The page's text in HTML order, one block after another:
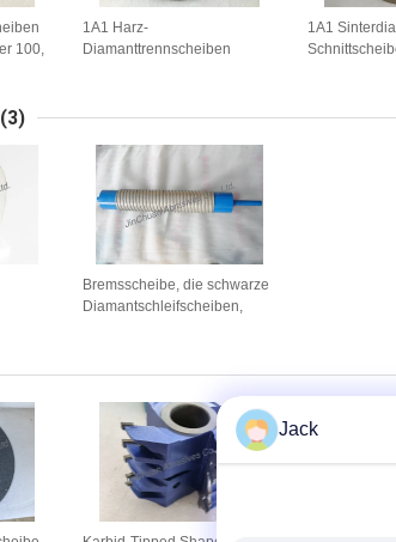
100,
1A1 Harz-
Diamanttrennscheiben
1A1
werden,
(3)
Bremsscheibe, die schwarze
Diamantschleifscheiben,
bearbeitet
Jack